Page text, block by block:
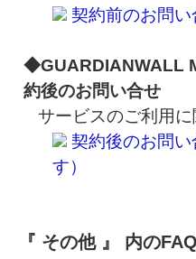
契約前のお問い
◆GUARDIANWALL
約後のお問い合せ
サービスのご利用
契約後のお問
す）
『 その他 』 内のFAQ